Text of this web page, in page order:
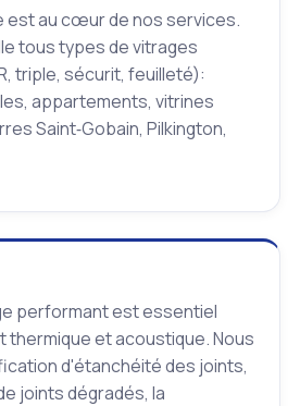
est au cœur de nos services.
tous types de vitrages
triple, sécurit, feuilleté):
appartements, vitrines
Saint‑Gobain, Pilkington,
performant est essentiel
et acoustique. Nous
d'étanchéité des joints,
joints dégradés, la